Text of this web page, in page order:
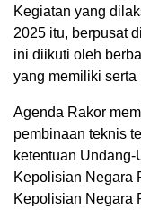
Kegiatan yang
2025 itu, berpusat
ini diikuti oleh
yang memiliki
Agenda Rakor
pembinaan teknis
ketentuan Undang-
Kepolisian Negara
Kepolisian Negara